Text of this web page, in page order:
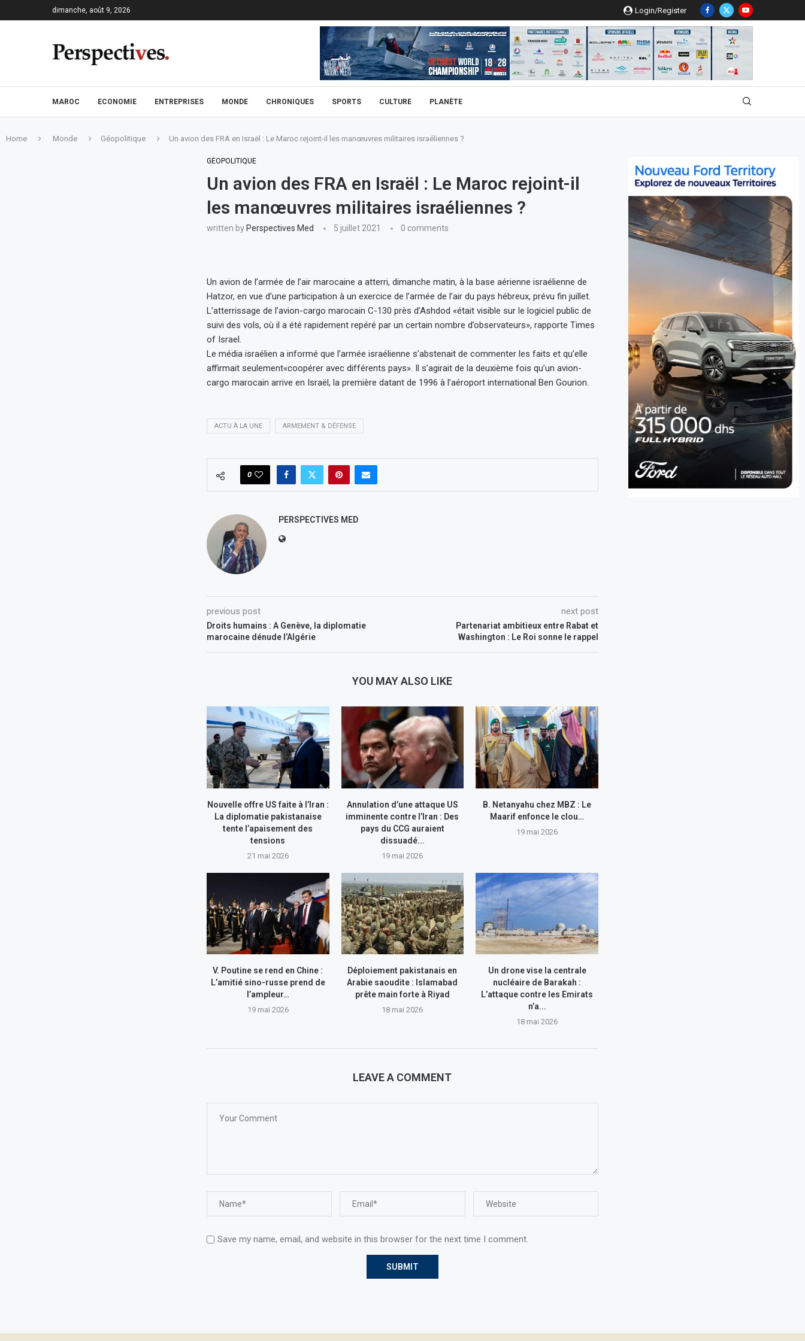
dimanche, août 9, 2026 Login/Register
MAROC ECONOMIE ENTREPRISES MONDE CHRONIQUES SPORTS CULTURE PLANÈTE
Home Monde Géopolitique Un avion des FRA en Israël : Le Maroc rejoint-il les manœuvres militaires israéliennes ?
GÉOPOLITIQUE
Un avion des FRA en Israël : Le Maroc rejoint-il
les manœuvres militaires israéliennes ?
written by Perspectives Med 5 juillet 2021 0 comments
Un avion de l’armée de l’air marocaine a atterri, dimanche matin, à la base aérienne israélienne de
Hatzor, en vue d’une participation à un exercice de l’armée de l’air du pays hébreux, prévu fin juillet.
L’atterrissage de l’avion-cargo marocain C-130 près d’Ashdod «était visible sur le logiciel public de
suivi des vols, où il a été rapidement repéré par un certain nombre d’observateurs», rapporte Times
of Israel.
Le média israélien a informé que l’armée israélienne s’abstenait de commenter les faits et qu’elle
affirmait seulement«coopérer avec différents pays». Il s’agirait de la deuxième fois qu’un avion-
cargo marocain arrive en Israël, la première datant de 1996 à l’aéroport international Ben Gourion.
ACTU À LA UNE ARMEMENT & DÉFENSE
0
PERSPECTIVES MED
previous post
Droits humains : A Genève, la diplomatie
marocaine dénude l’Algérie
next post
Partenariat ambitieux entre Rabat et
Washington : Le Roi sonne le rappel
YOU MAY ALSO LIKE
Nouvelle offre US faite à l’Iran :
La diplomatie pakistanaise
tente l’apaisement des
tensions
21 mai 2026
Annulation d’une attaque US
imminente contre l’Iran : Des
pays du CCG auraient
dissuadé...
19 mai 2026
B. Netanyahu chez MBZ : Le
Maarif enfonce le clou…
19 mai 2026
V. Poutine se rend en Chine :
L’amitié sino-russe prend de
l’ampleur…
19 mai 2026
Déploiement pakistanais en
Arabie saoudite : Islamabad
prête main forte à Riyad
18 mai 2026
Un drone vise la centrale
nucléaire de Barakah :
L’attaque contre les Emirats
n’a...
18 mai 2026
LEAVE A COMMENT
Save my name, email, and website in this browser for the next time I comment.